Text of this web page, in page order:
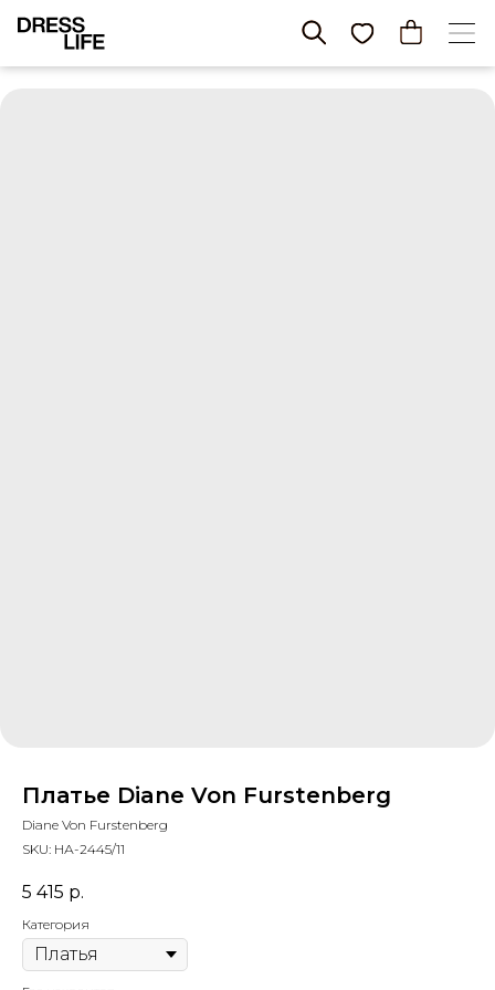
Платье Diane Von Furstenberg
Diane Von Furstenberg
SKU: НА-2445/11
5 415 р.
Категория